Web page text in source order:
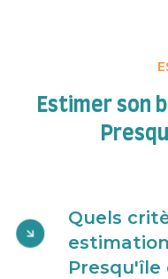
Estimer son
Quels
Presqu'île